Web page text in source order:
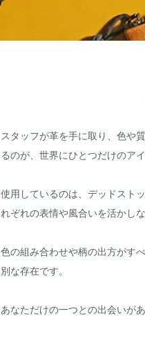
スタッフが革を手に取り、色や
るのが、世界にひとつだけのアイ
使用しているのは、デッドスト
れぞれの表情や風合いを活かし
色の組み合わせや柄の出方がす
別な存在です。
あなただけの一つとの出会いが